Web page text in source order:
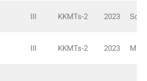
KKMTs-2 2023 Sofi
KKMTs-2 2023 M.